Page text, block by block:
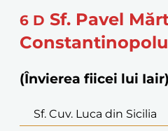
6 D Sf. Pavel
(Învierea fiicei lui Iair)
Sf. Cuv. Luca din Sicilia